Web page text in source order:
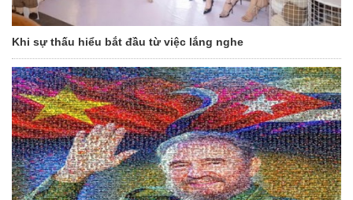
Khi sự thấu hiểu bắt đầu từ việc lắng nghe